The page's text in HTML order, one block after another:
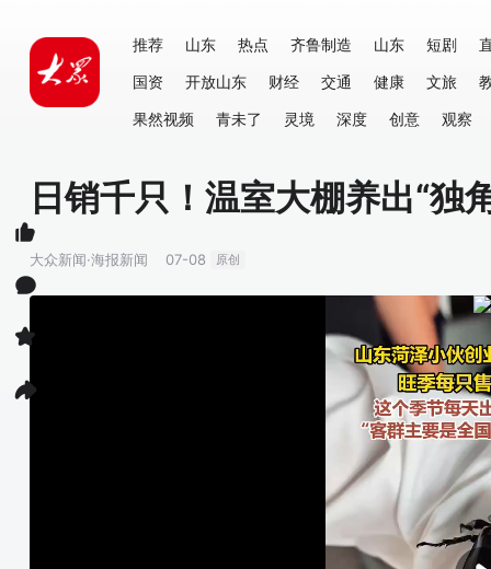
推荐 山东 热点 齐鲁制造 山东 短剧
国资
开放山东 财经 交通 健康 文旅
果然视频
青未了 灵境 深度 创意 观察
日销千只！温室大棚养出“独
大众新闻·海报新闻 07-08 原创